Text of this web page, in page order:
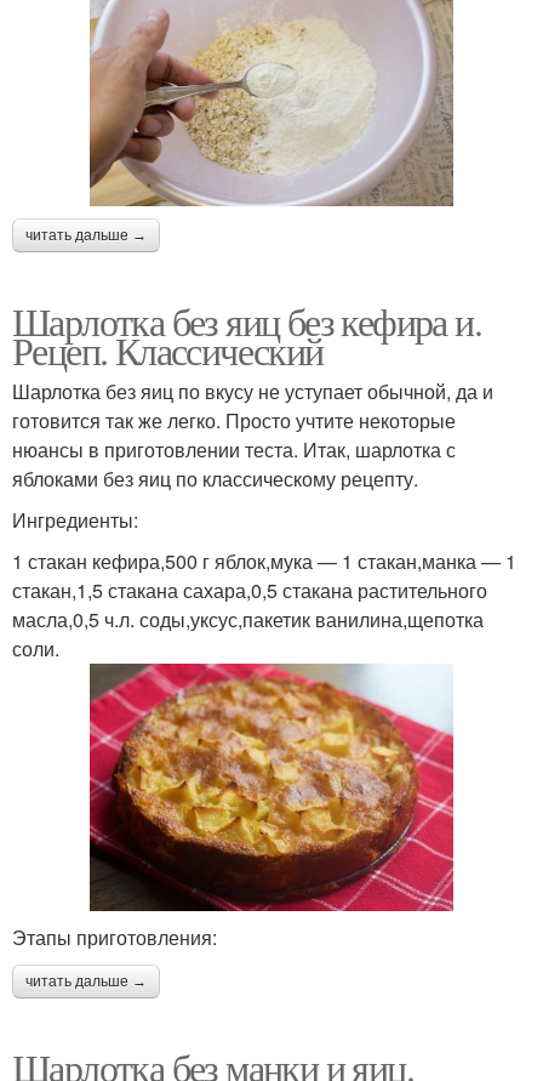
читать дальше →
Шарлотка без яиц без кефира и.
Рецеп. Классический
Шарлотка без яиц по вкусу не уступает обычной, да и
готовится так же легко. Просто учтите некоторые
нюансы в приготовлении теста. Итак, шарлотка с
яблоками без яиц по классическому рецепту.
Ингредиенты:
1 стакан кефира,500 г яблок,мука — 1 стакан,манка — 1
стакан,1,5 стакана сахара,0,5 стакана растительного
масла,0,5 ч.л. соды,уксус,пакетик ванилина,щепотка
соли.
Этапы приготовления:
читать дальше →
Шарлотка без манки и яиц.